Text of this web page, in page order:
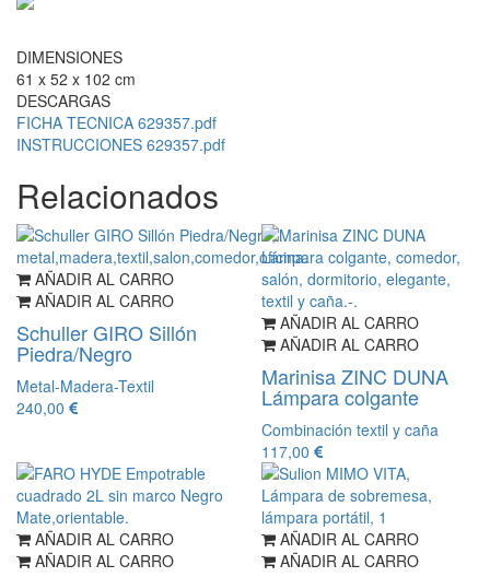
DIMENSIONES
61 x 52 x 102 cm
DESCARGAS
FICHA TECNICA 629357.pdf
INSTRUCCIONES 629357.pdf
Relacionados
AÑADIR AL CARRO
AÑADIR AL CARRO
Schuller GIRO Sillón
Piedra/Negro
Metal-Madera-Textil
240,00
AÑADIR AL CARRO
AÑADIR AL CARRO
Marinisa ZINC DUNA
Lámpara colgante
Combinación textil y caña
117,00
AÑADIR AL CARRO
AÑADIR AL CARRO
AÑADIR AL CARRO
AÑADIR AL CARRO